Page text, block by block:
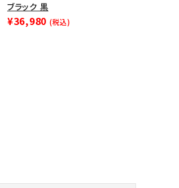
ブラック 黒
¥36,980 (税込)